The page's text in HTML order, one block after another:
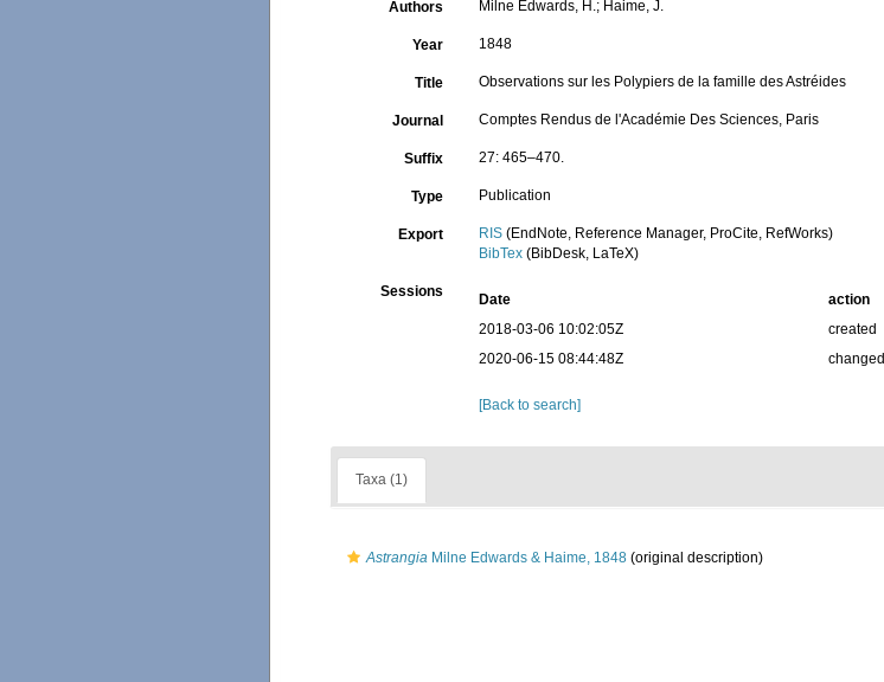
Authors Milne Edwards, H.; Haime, J.
Year 1848
Title Observations sur les Polypiers de la famille des Astréides
Journal Comptes Rendus de l'Académie Des Sciences, Paris
Suffix 27: 465–470.
Type Publication
Export RIS (EndNote, Reference Manager, ProCite, RefWorks)
BibTex (BibDesk, LaTeX)
Sessions Date action
2018-03-06 10:02:05Z
created
2020-06-15 08:44:48Z
changed
[Back to search]
Taxa (1)
Astrangia Milne Edwards & Haime, 1848 (original description)